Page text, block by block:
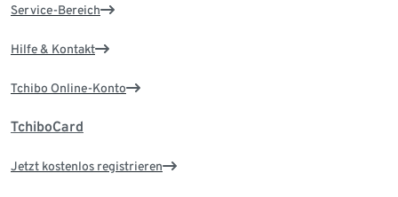
Service-Bereich
Hilfe & Kontakt
Tchibo Online-Konto
TchiboCard
Jetzt kostenlos registrieren